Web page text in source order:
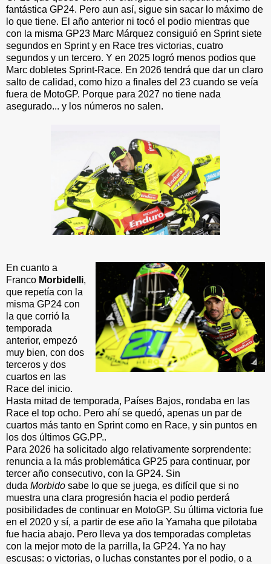
fantástica GP24. Pero aun así, sigue sin sacar lo máximo de
lo que tiene. El año anterior ni tocó el podio mientras que
con la misma GP23 Marc Márquez consiguió en Sprint siete
segundos en Sprint y en Race tres victorias, cuatro
segundos y un tercero. Y en 2025 logró menos podios que
Marc dobletes Sprint-Race. En 2026 tendrá que dar un claro
salto de calidad, como hizo a finales del 23 cuando se veía
fuera de MotoGP. Porque para 2027 no tiene nada
asegurado... y los números no salen.
En cuanto a
Franco Morbidelli,
que repetía con la
misma GP24 con
la que corrió la
temporada
anterior, empezó
muy bien, con dos
terceros y dos
cuartos en las
Race del inicio.
Hasta mitad de temporada, Países Bajos, rondaba en las
Race el top ocho. Pero ahí se quedó, apenas un par de
cuartos más tanto en Sprint como en Race, y sin puntos en
los dos últimos GG.PP..
Para 2026 ha solicitado algo relativamente sorprendente:
renuncia a la más problemática GP25 para continuar, por
tercer año consecutivo, con la GP24. Sin
duda Morbido sabe lo que se juega, es difícil que si no
muestra una clara progresión hacia el podio perderá
posibilidades de continuar en MotoGP. Su última victoria fue
en el 2020 y sí, a partir de ese año la Yamaha que pilotaba
fue hacia abajo. Pero lleva ya dos temporadas completas
con la mejor moto de la parrilla, la GP24. Ya no hay
escusas: o victorias, o luchas constantes por el podio, o a